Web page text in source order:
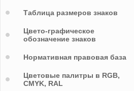
Таблица размеров знаков
Цвето-графическое
обозначение знаков
Нормативная правовая база
Цветовые палитры в RGB,
CMYK, RAL